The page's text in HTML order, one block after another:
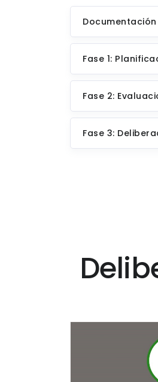
Fase 1:
Fase 2:
Fase 3: